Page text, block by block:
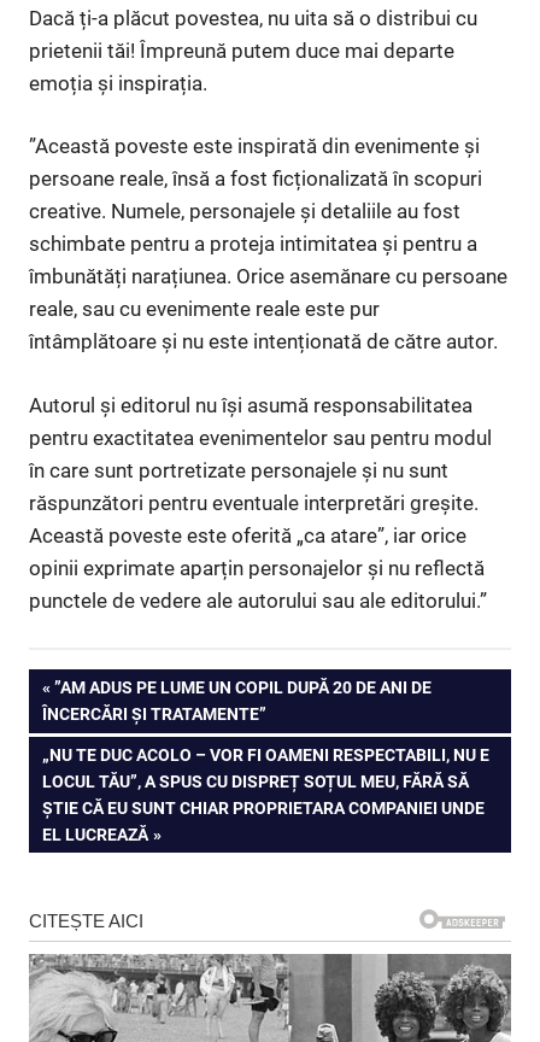
Dacă ți-a plăcut povestea, nu uita să o distribui cu
prietenii tăi! Împreună putem duce mai departe
emoția și inspirația.
”Această poveste este inspirată din evenimente și
persoane reale, însă a fost ficționalizată în scopuri
creative. Numele, personajele și detaliile au fost
schimbate pentru a proteja intimitatea și pentru a
îmbunătăți narațiunea. Orice asemănare cu persoane
reale, sau cu evenimente reale este pur
întâmplătoare și nu este intenționată de către autor.
Autorul și editorul nu își asumă responsabilitatea
pentru exactitatea evenimentelor sau pentru modul
în care sunt portretizate personajele și nu sunt
răspunzători pentru eventuale interpretări greșite.
Această poveste este oferită „ca atare”, iar orice
opinii exprimate aparțin personajelor și nu reflectă
punctele de vedere ale autorului sau ale editorului.”
Navigare
în
articole
PREVIOUS
POST:
”AM ADUS PE LUME UN COPIL DUPĂ 20 DE ANI DE
ÎNCERCĂRI ȘI TRATAMENTE”
NEXT
POST:
„NU TE DUC ACOLO – VOR FI OAMENI RESPECTABILI, NU E
LOCUL TĂU”, A SPUS CU DISPREȚ SOȚUL MEU, FĂRĂ SĂ
ȘTIE CĂ EU SUNT CHIAR PROPRIETARA COMPANIEI UNDE
EL LUCREAZĂ